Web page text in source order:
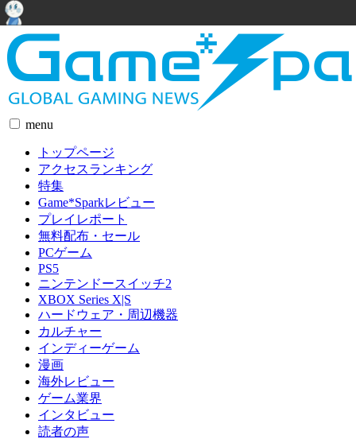
menu
トップページ
アクセスランキング
特集
Game*Sparkレビュー
プレイレポート
無料配布・セール
PCゲーム
PS5
ニンテンドースイッチ2
XBOX Series X|S
ハードウェア・周辺機器
カルチャー
インディーゲーム
漫画
海外レビュー
ゲーム業界
インタビュー
読者の声